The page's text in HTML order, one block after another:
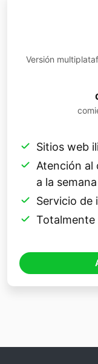
Versión
Sitios web
Atención al
a la
Servicio de
Totalmente